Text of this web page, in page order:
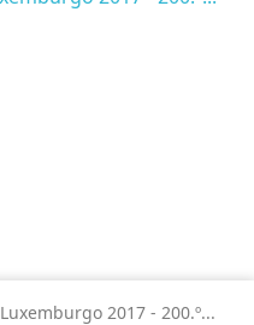
Luxemburgo 2017 - 200.º...